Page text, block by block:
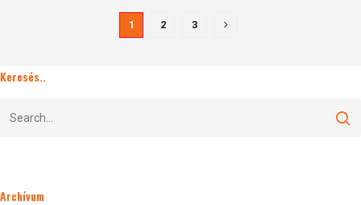
1 2 3
Keresés..
Archívum